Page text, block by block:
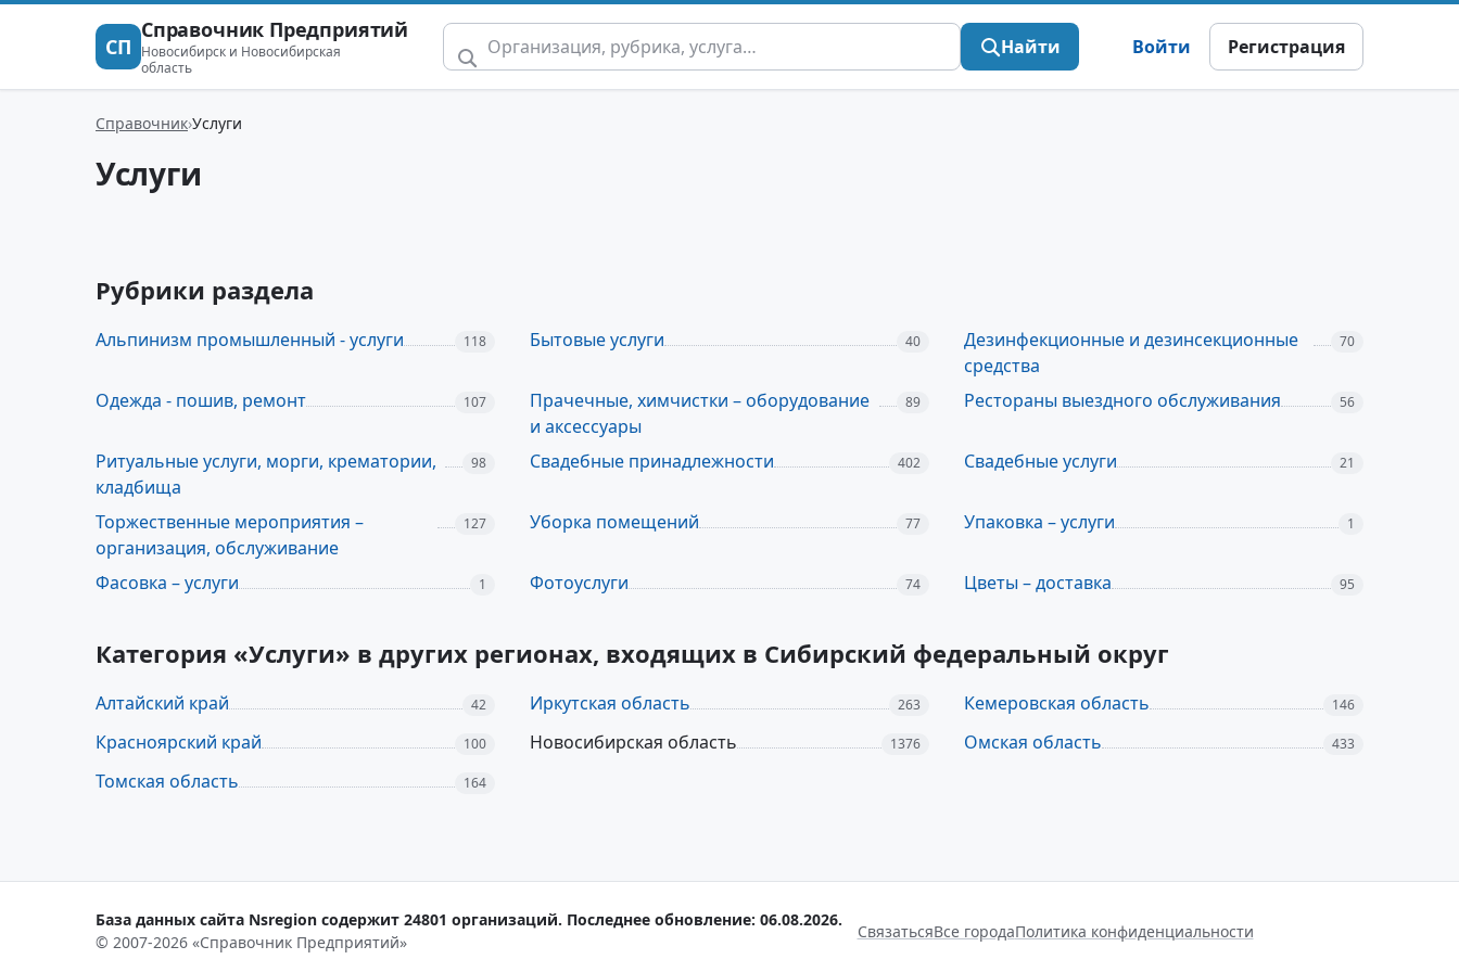
СП
Справочник Предприятий
Новосибирск и Новосибирская
область
Найти Войти Регистрация
Справочник Услуги
Услуги
Рубрики раздела
Альпинизм промышленный - услуги 118 Бытовые услуги 40
Дезинфекционные и дезинсекционные
средства
70
Одежда - пошив, ремонт 107
Прачечные, химчистки – оборудование
и аксессуары
89 Рестораны выездного обслуживания 56
Ритуальные услуги, морги, крематории,
кладбища
98 Свадебные принадлежности 402 Свадебные услуги 21
Торжественные мероприятия –
организация, обслуживание
127 Уборка помещений 77 Упаковка – услуги 1
Фасовка – услуги 1 Фотоуслуги 74 Цветы – доставка 95
Категория «Услуги» в других регионах, входящих в Сибирский федеральный округ
Алтайский край 42 Иркутская область 263 Кемеровская область 146
Красноярский край 100 Новосибирская область 1376 Омская область 433
Томская область 164
База данных сайта Nsregion содержит 24801 организаций. Последнее обновление: 06.08.2026.
© 2007-2026 «Справочник Предприятий»
СвязатьсяВсе городаПолитика конфиденциальности